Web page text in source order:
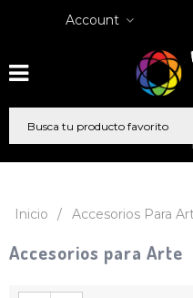
Account
Inicio / Accesorios Para
Accesorios para Arte